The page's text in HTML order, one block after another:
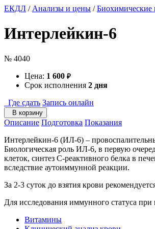
ЕКДЛ / Анализы и цены /Биохимические
Интерлейкин-6
№ 4040
Цена: 1 600 ₽
Срок исполнения 2 дня
Где сдать Запись онлайн
В корзину
Описание Подготовка Показания
Интерлейкин-6 (ИЛ-6) –
Биологическая роль ИЛ-6, в первую
клеток, синтез С-реактивного белка в
вследствие аутоиммунной реакции.
За 2-3 суток до взятия крови
Для исследования иммунного статуса
Витамины